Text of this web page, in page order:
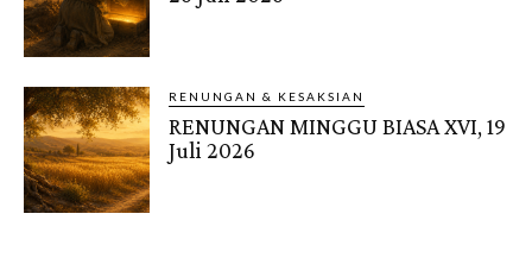
RENUNGAN & KESAKSIAN
RENUNGAN MINGGU BIASA XVI, 19
Juli 2026